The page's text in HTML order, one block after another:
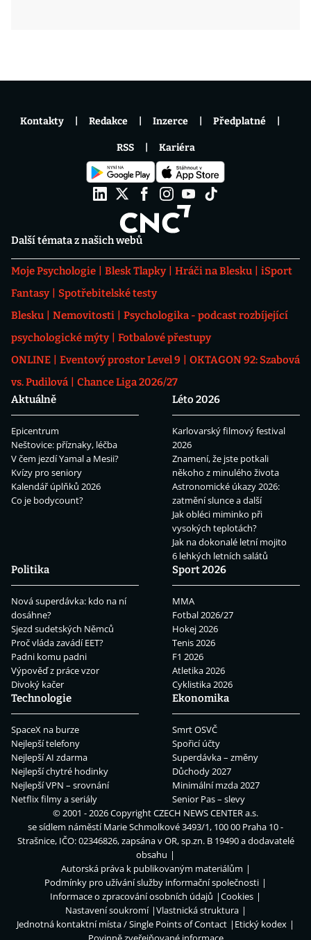
Další témata z našich webů
Moje Psychologie Blesk Tlapky Hráči na Blesku
iSport
Fantasy
Spotřebitelské testy
Blesku
Nemovitosti
Psychologika - podcast rozbíjející
psychologické mýty
Fotbalové přestupy
ONLINE
Eventový prostor Level 9
OKTAGON 92: Szabová
vs. Pudilová
Chance Liga 2026/27
Aktuálně
Epicentrum
Neštovice: příznaky, léčba
V čem jezdí Yamal a Mesii?
Kvízy pro seniory
Kalendář úplňků 2026
Co je bodycount?
Léto 2026
Karlovarský filmový festival
2026
Znamení, že jste potkali
někoho z minulého života
Astronomické úkazy 2026:
zatmění slunce a další
Jak obléci miminko při
vysokých teplotách?
Jak na dokonalé letní mojito
6 lehkých letních salátů
Politika
Nová superdávka: kdo na ní
dosáhne?
Sjezd sudetských Němců
Proč vláda zavádí EET?
Padni komu padni
Výpověď z práce vzor
Divoký kačer
Sport 2026
MMA
Fotbal 2026/27
Hokej 2026
Tenis 2026
F1 2026
Atletika 2026
Cyklistika 2026
Technologie
SpaceX na burze
Nejlepší telefony
Nejlepší AI zdarma
Nejlepší chytré hodinky
Nejlepší VPN – srovnání
Netflix filmy a seriály
Ekonomika
Smrt OSVČ
Spořicí účty
Superdávka – změny
Důchody 2027
Minimální mzda 2027
Senior Pas – slevy
Kontakty Redakce Inzerce Předplatné
RSS Kariéra
© 2001 - 2026 CopyrightCZECH NEWS CENTER a.s.
se sídlem náměstí Marie Schmolkové 3493/1, 100 00 Praha 10 -
Strašnice, IČO: 02346826, zapsána v OR, sp.zn. B 19490 a dodavatelé
obsahu
Autorská práva k publikovaným materiálům
Podmínky pro užívání služby informační společnosti
Informace o zpracování osobních údajů
Cookies
Nastavení soukromí
Vlastnická struktura
Jednotná kontaktní místa / Single Points of Contact
Etický kodex